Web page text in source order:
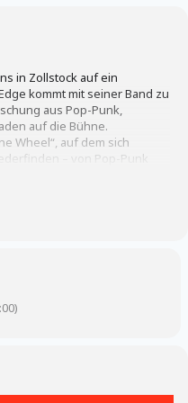
in Zollstock auf ein
kommt mit seiner Band zu
aus Pop-Punk,
auf die Bühne.
Wheel“, auf dem sich
– von Pop-Punk
Wheel“ zeigt
die emotionale Tiefe seiner
Melodien und jede
lädt herzlich zu diesem